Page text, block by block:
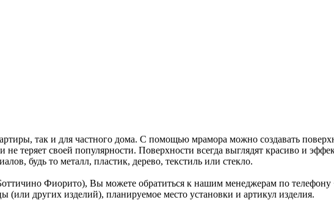
так и для частного дома. С помощью мрамора можно создавать
теряет своей популярности. Поверхности всегда выглядят красиво и
будь то металл, пластик, дерево, текстиль или стекло.
Фиорито), Вы можете обратиться к нашим менеджерам по телефону
других изделий), планируемое место установки и артикул изделия.